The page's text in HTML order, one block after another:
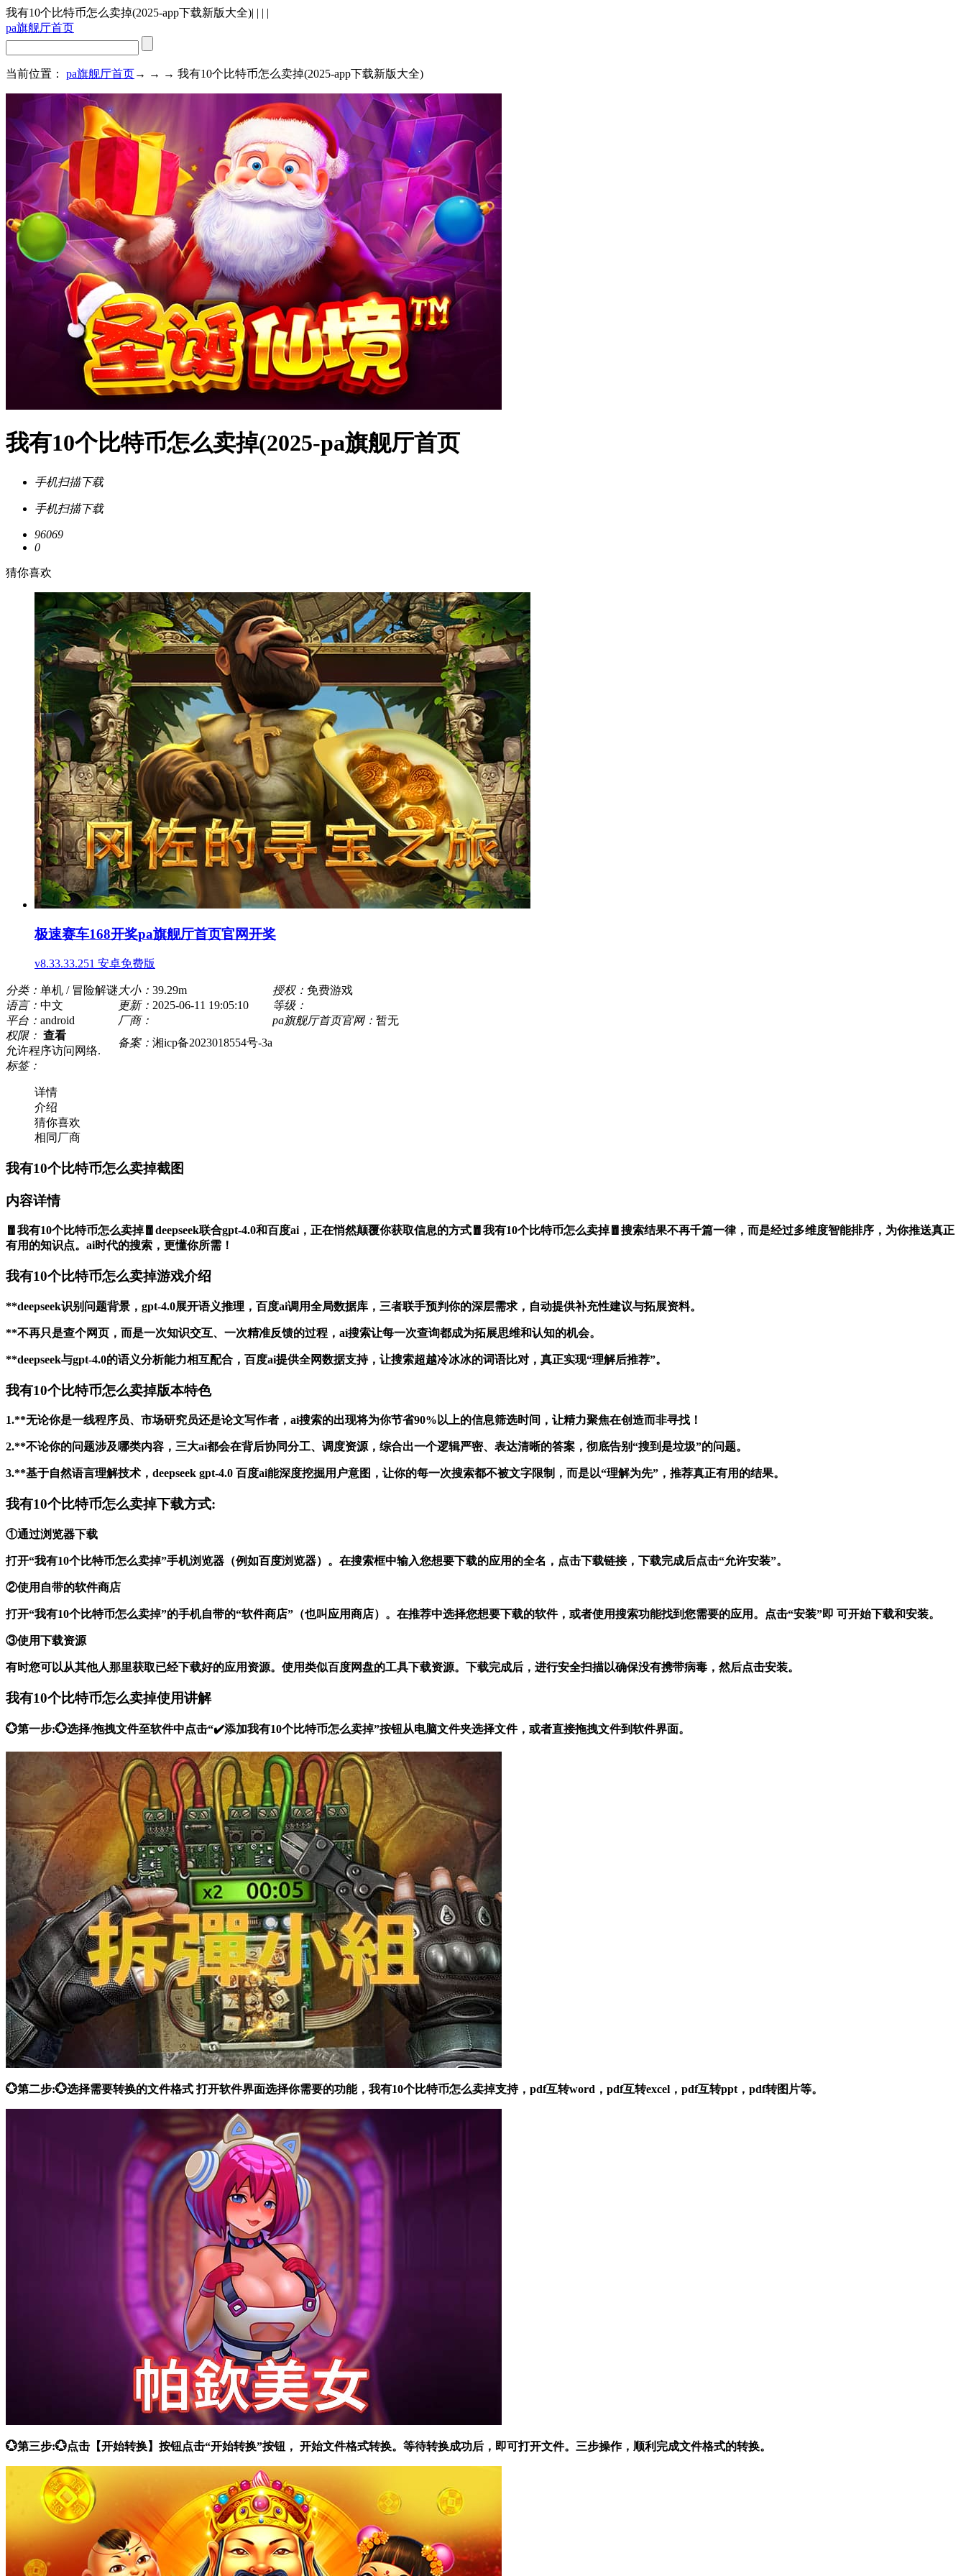
我有10个比特币怎么卖掉(2025-app下载新版大全)| | | |
pa旗舰厅首页
当前位置： pa旗舰厅首页→ → → 我有10个比特币怎么卖掉(2025-app下载新版大全)
我有10个比特币怎么卖掉(2025-pa旗舰厅首页
手机扫描下载
手机扫描下载
96069
0
猜你喜欢
极速赛车168开奖pa旗舰厅首页官网开奖
v8.33.33.251 安卓免费版
分类： 单机 / 冒险解谜大小： 39.29m 授权： 免费游戏
语言： 中文 更新： 2025-06-11 19:05:10
等级：
平台： android 厂商： pa旗舰厅首页官网： 暂无
权限： 查看
允许程序访问网络.
备案： 湘icp备2023018554号-3a
标签：
详情
介绍
猜你喜欢
相同厂商
我有10个比特币怎么卖掉截图
内容详情
🧧我有10个比特币怎么卖掉🧧deepseek联合gpt-4.0和百度ai，正在悄然颠覆你获取信息的方式🧧我有10个比特币怎么卖掉🧧搜索结果不再千篇一律，而是经过多维度智能排序，为你推送真正
有用的知识点。ai时代的搜索，更懂你所需！
我有10个比特币怎么卖掉游戏介绍
**deepseek识别问题背景，gpt-4.0展开语义推理，百度ai调用全局数据库，三者联手预判你的深层需求，自动提供补充性建议与拓展资料。
**不再只是查个网页，而是一次知识交互、一次精准反馈的过程，ai搜索让每一次查询都成为拓展思维和认知的机会。
**deepseek与gpt-4.0的语义分析能力相互配合，百度ai提供全网数据支持，让搜索超越冷冰冰的词语比对，真正实现“理解后推荐”。
我有10个比特币怎么卖掉版本特色
1.**无论你是一线程序员、市场研究员还是论文写作者，ai搜索的出现将为你节省90%以上的信息筛选时间，让精力聚焦在创造而非寻找！
2.**不论你的问题涉及哪类内容，三大ai都会在背后协同分工、调度资源，综合出一个逻辑严密、表达清晰的答案，彻底告别“搜到是垃圾”的问题。
3.**基于自然语言理解技术，deepseek gpt-4.0 百度ai能深度挖掘用户意图，让你的每一次搜索都不被文字限制，而是以“理解为先”，推荐真正有用的结果。
我有10个比特币怎么卖掉下载方式:
①通过浏览器下载
打开“我有10个比特币怎么卖掉”手机浏览器（例如百度浏览器）。在搜索框中输入您想要下载的应用的全名，点击下载链接，下载完成后点击“允许安装”。
②使用自带的软件商店
打开“我有10个比特币怎么卖掉”的手机自带的“软件商店”（也叫应用商店）。在推荐中选择您想要下载的软件，或者使用搜索功能找到您需要的应用。点击“安装”即 可开始下载和安装。
③使用下载资源
有时您可以从其他人那里获取已经下载好的应用资源。使用类似百度网盘的工具下载资源。下载完成后，进行安全扫描以确保没有携带病毒，然后点击安装。
我有10个比特币怎么卖掉使用讲解
💮第一步:💮选择/拖拽文件至软件中点击“✔️添加我有10个比特币怎么卖掉”按钮从电脑文件夹选择文件，或者直接拖拽文件到软件界面。
💮第二步:💮选择需要转换的文件格式 打开软件界面选择你需要的功能，我有10个比特币怎么卖掉支持，pdf互转word，pdf互转excel，pdf互转ppt，pdf转图片等。
💮第三步:💮点击【开始转换】按钮点击“开始转换”按钮， 开始文件格式转换。等待转换成功后，即可打开文件。三步操作，顺利完成文件格式的转换。